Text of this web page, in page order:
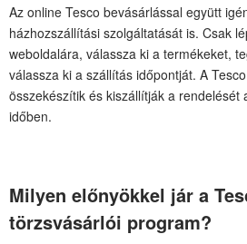
Az online Tesco bevásárlással együtt
házhozszállítási szolgáltatását is. Csak
weboldalára, válassza ki a termékeket,
válassza ki a szállítás időpontját. A
összekészítik és kiszállítják a rendelését
időben.
Milyen előnyökkel jár a
törzsvásárlói program?